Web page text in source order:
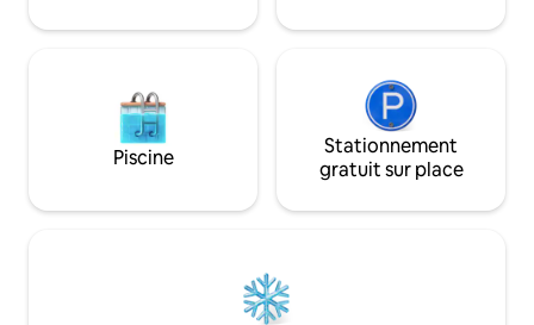
niveau 2 (50 A) sur place. Généralement
Piscine
Stationnement
gratuit sur place